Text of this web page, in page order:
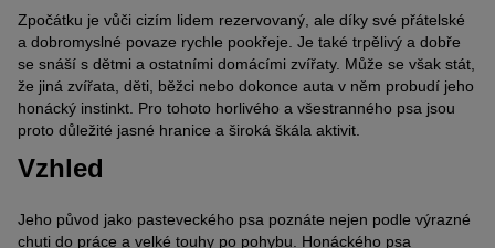
Zpočátku je vůči cizím lidem rezervovaný, ale díky své přátelské
a dobromyslné povaze rychle pookřeje. Je také trpělivý a dobře
se snáší s dětmi a ostatními domácími zvířaty. Může se však stát,
že jiná zvířata, děti, běžci nebo dokonce auta v něm probudí jeho
honácký instinkt. Pro tohoto horlivého a všestranného psa jsou
proto důležité jasné hranice a široká škála aktivit.
Vzhled
Jeho původ jako pasteveckého psa poznáte nejen podle výrazné
chuti do práce a velké touhy po pohybu. Honáckého psa